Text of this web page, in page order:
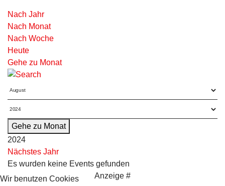
Nach Jahr
Nach Monat
Nach Woche
Heute
Gehe zu Monat
Gehe zu Monat
2024
Nächstes Jahr
Es wurden keine Events gefunden
Anzeige #
Wir benutzen Cookies